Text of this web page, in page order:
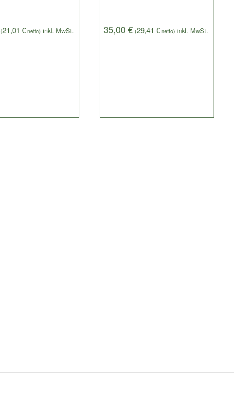
(21,01€ netto) 35,00€ (29,41€ netto)